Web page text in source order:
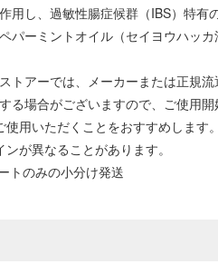
用し、過敏性腸症候群（IBS）特有
パーミントオイル（セイヨウハッカ
トアーでは、メーカーまたは正規
る場合がございますので、ご使用
用いただくことをおすすめします。
が異なることがあります。
トのみの小分け発送